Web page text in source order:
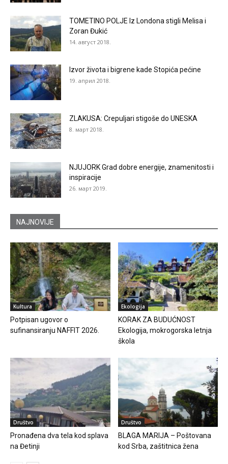
TOMETINO POLJE Iz Londona stigli Melisa i
Zoran Đukić
14. август 2018.
Izvor života i bigrene kade Stopića pećine
19. април 2018.
ZLAKUSA: Crepuljari stigoše do UNESKA
8. март 2018.
NJUJORK Grad dobre energije, znamenitosti i
inspiracije
26. март 2019.
NAJNOVIJE
Kultura
Potpisan ugovor o
sufinansiranju NAFFIT 2026.
Ekologija
KORAK ZA BUDUĆNOST
Ekologija, mokrogorska letnja
škola
Društvo
Pronađena dva tela kod splava
na Đetinji
Društvo
BLAGA MARIJA – Poštovana
kod Srba, zaštitnica žena